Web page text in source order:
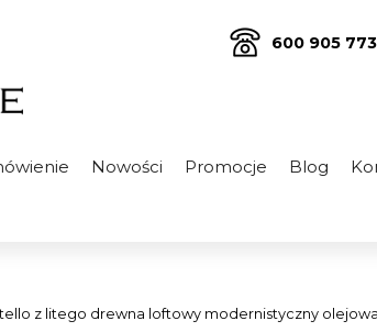
600 905 773
Nowości Promocje Blog
z litego drewna loftowy modernistyczny